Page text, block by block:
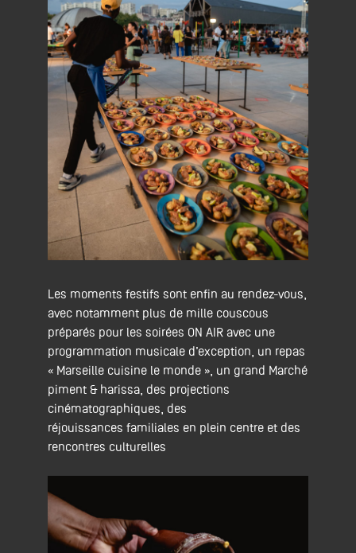
Les moments festifs sont enfin au rendez-vous,
avec notamment plus de mille couscous
préparés pour les soirées ON AIR avec une
programmation musicale d’exception, un repas
« Marseille cuisine le monde », un grand Marché
piment & harissa, des projections
cinématographiques, des
réjouissances familiales en plein centre et des
rencontres culturelles